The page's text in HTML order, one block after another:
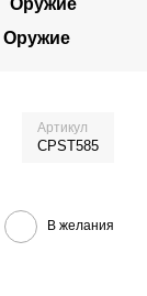
Оружие
Артикул
CPST585
В желания